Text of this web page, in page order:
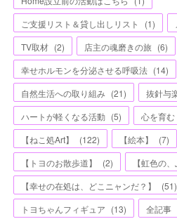
ご支援リスト＆貸し出しリスト
(1)
TV取材 (2) 店主の魂磨きの旅 (6)
幸せホルモンを分泌させる呼吸法 (14)
自然生活への取り組み (21) 抜針与
ハートが軽くなる活動 (5) 心を育む
【ねこ処Art】
(122) 【絵本】 (7)
【トヨのお散歩道】
(2) 【虹色の
【幸せの在処は、どこニャンだ？】
(51)
トヨちゃんフィギュア (13) 全記事